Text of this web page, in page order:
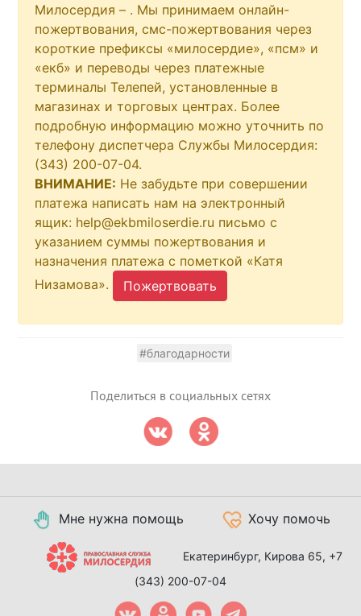
Милосердия – . Мы принимаем онлайн-
пожертвования, смс-пожертвования через
короткие префиксы «милосердие», «псм» и
«екб» и переводы через платежные
терминалы Телепей, установленные в
магазинах и торговых центрах. Более
подробную информацию можно уточнить по
телефону диспетчера Службы Милосердия:
(343) 200-07-04.
ВНИМАНИЕ: Не забудьте при совершении
платежа написать нам на электронный
ящик: help@ekbmiloserdie.ru письмо с
указанием суммы пожертвования и
назначения платежа с пометкой «Катя
Низамова».
Пожертвовать
#благодарности
Поделиться в социальных сетях
Мне нужна помощь Хочу помочь
Екатеринбург, Кирова 65, +7
(343) 200-07-04